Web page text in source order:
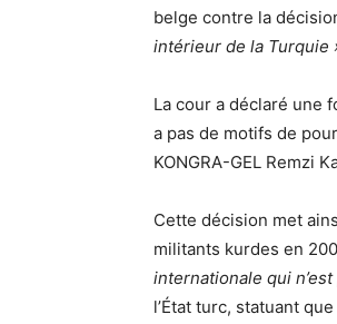
belge contre la
intérieur de la Turquie
La cour a déclaré une
a pas de motifs de
KONGRA-GEL Remzi
Cette décision met
militants kurdes en
internationale qui n’est
l’État turc, statuant